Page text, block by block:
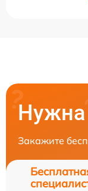
Нужна
Закажите